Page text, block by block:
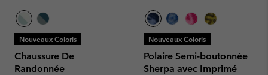
Nouveaux Coloris
Chaussure De
Randonnée
Nouveaux Coloris
Polaire Semi-boutonnée
Sherpa avec Imprimé